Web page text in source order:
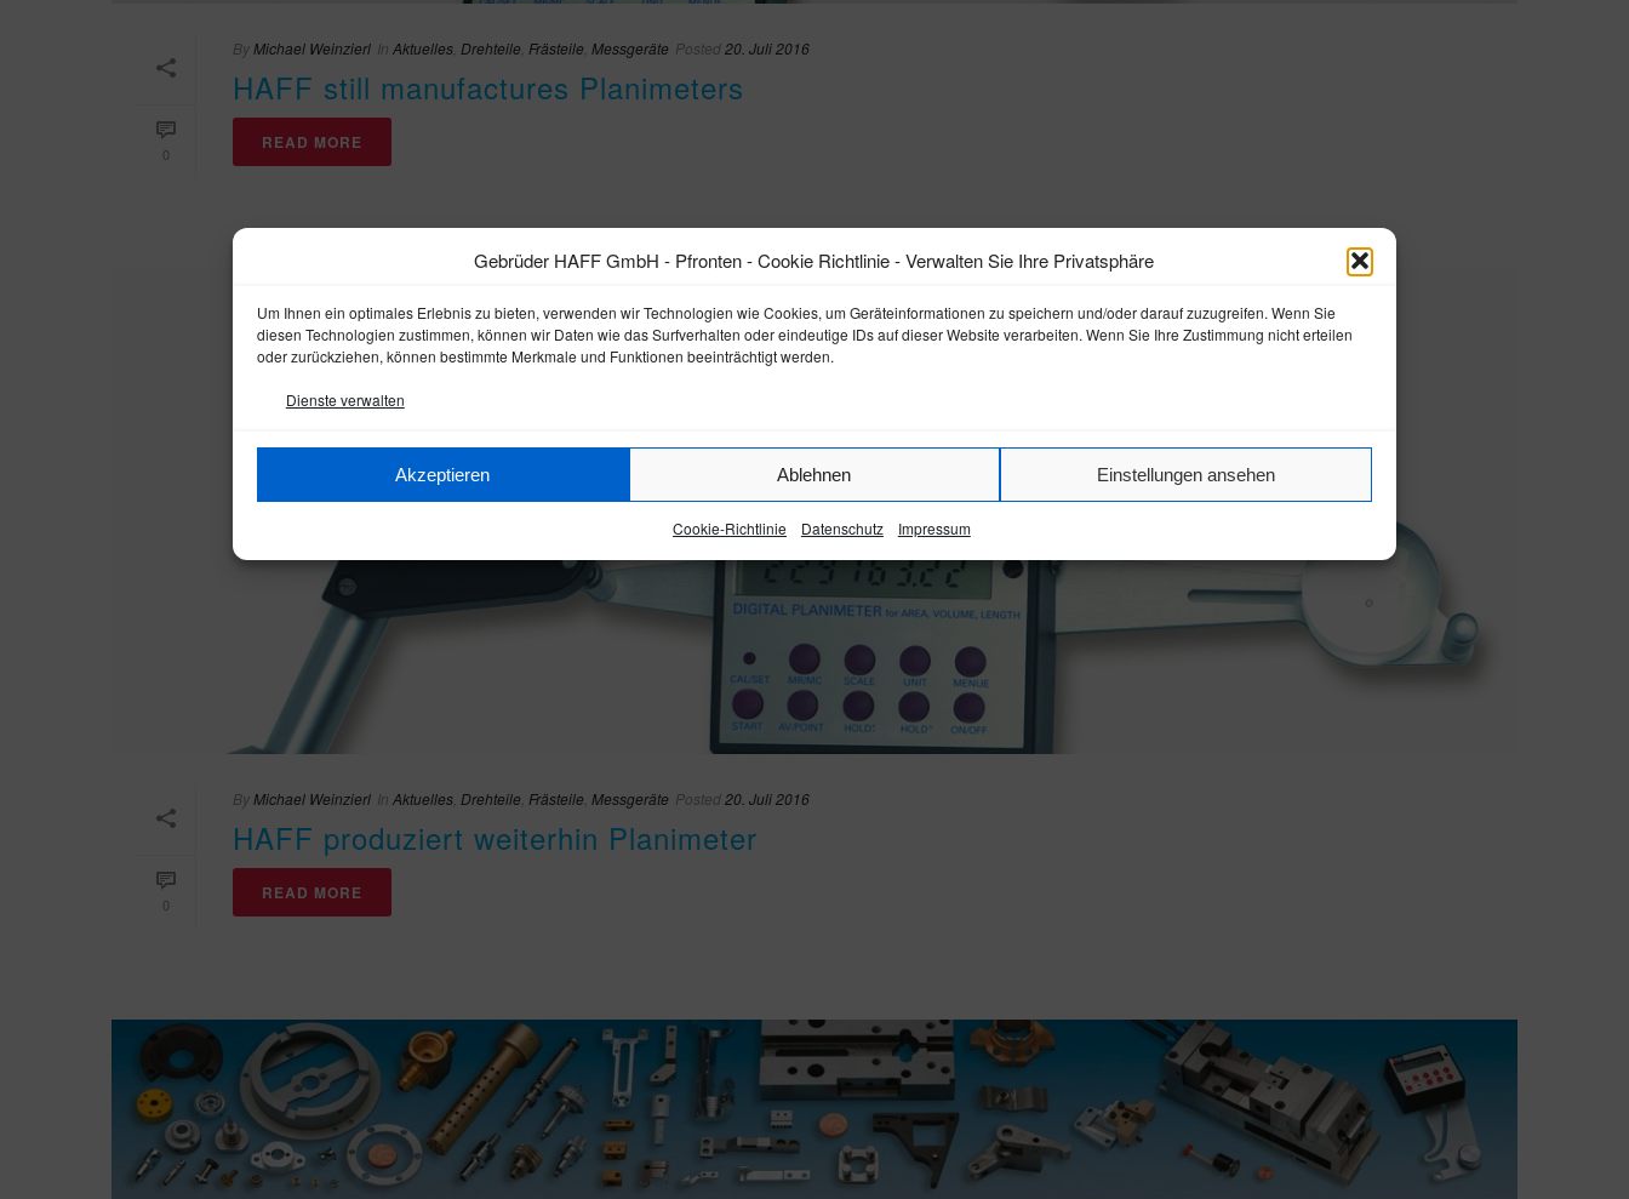
Gebrüder HAFF GmbH - Pfronten - Cookie Richtlinie - Verwalten Sie Ihre Privatsphäre
Um Ihnen ein optimales Erlebnis zu bieten, verwenden wir Technologien wie Cookies, um Geräteinformationen zu speichern und/oder darauf zuzugreifen. Wenn Sie
diesen Technologien zustimmen, können wir Daten wie das Surfverhalten oder eindeutige IDs auf dieser Website verarbeiten. Wenn Sie Ihre Zustimmung nicht erteilen
oder zurückziehen, können bestimmte Merkmale und Funktionen beeinträchtigt werden.
Dienste verwalten
Akzeptieren Ablehnen Einstellungen ansehen
Cookie-Richtlinie Datenschutz Impressum
0
ByMichael Weinzierl In Aktuelles Drehteile Frästeile Messgeräte Posted20. Juli 2016
HAFF still manufactures Planimeters
READ MORE
0
ByMichael Weinzierl In Aktuelles Drehteile Frästeile Messgeräte Posted20. Juli 2016
HAFF produziert weiterhin Planimeter
READ MORE